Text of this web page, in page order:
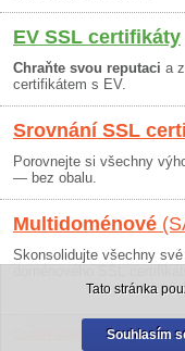
EV SSL certifikáty
Chraňte svou reputaci a
certifikátem s EV.
Srovnání SSL
Porovnejte si všechny
— bez obalu.
Multidoménové
Skonsolidujte všechny své
Obchodní
Tato stránka
Souhlasím